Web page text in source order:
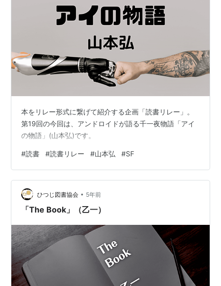
本をリレー形式に繋げて紹介する企画「読書リレー」。
第19回の今回は、アンドロイドが語る千一夜物語「アイ
の物語」(山本弘)です。
#読書 #読書リレー #山本弘 #SF
ひつじ図書協会 • 5年前
「The Book」（乙一）